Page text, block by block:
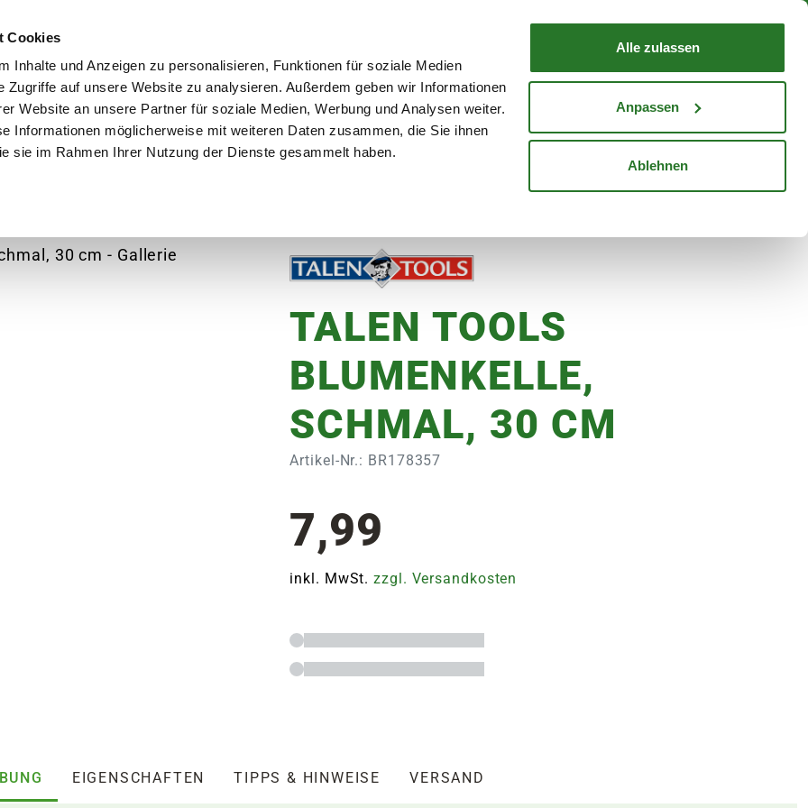
Cookies
Inhalte und Anzeigen zu personalisieren, Funktionen für soziale Medien
Zugriffe auf unsere Website zu analysieren. Außerdem geben wir Informationen
Website an unsere Partner für soziale Medien, Werbung und Analysen weiter.
Informationen möglicherweise mit weiteren Daten zusammen, die Sie ihnen
sie im Rahmen Ihrer Nutzung der Dienste gesammelt haben.
Alle zulassen
Anpassen
Ablehnen
Mein KontoStandorte
WARENKORB
Garten Aktuelles Ratgeber Gutscheine Karriere
Blumenkelle, schmal, 30 cm
TALEN TOOLS
BLUMENKELLE,
SCHMAL, 30 CM
Artikel-Nr.: BR178357
7,99
inkl. MwSt.zzgl. Versandkosten
EIGENSCHAFTEN TIPPS & HINWEISE VERSAND